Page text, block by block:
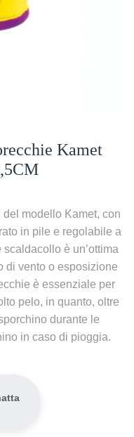
Kamet
modello Kamet, con
in pile e regolabile a
è un’ottima
di vento o esposizione
è essenziale per
pelo, in quanto, oltre
durante le
in caso di pioggia.